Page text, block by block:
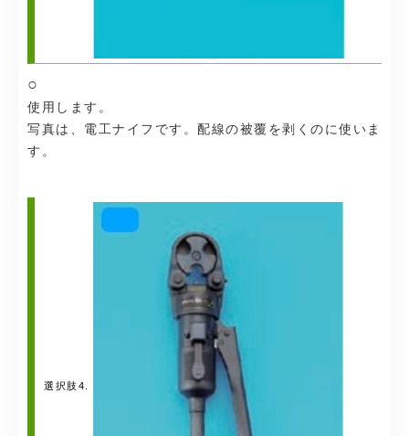
○
使用します。
写真は、電工ナイフです。配線の被覆を剥くのに使いま
す。
選択肢4.